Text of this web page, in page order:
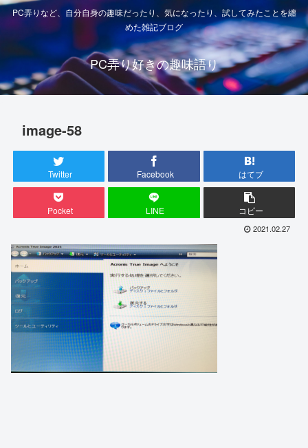
PC弄りなど、自分自身の趣味だったり、気になったり、試してみたことを纏
めた雑記ブログ
PC弄り好きの趣味語り
image-58
Twitter Facebook はてブ
Pocket LINE コピー
2021.02.27